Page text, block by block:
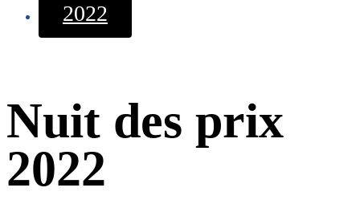
2022
Nuit des prix
2022